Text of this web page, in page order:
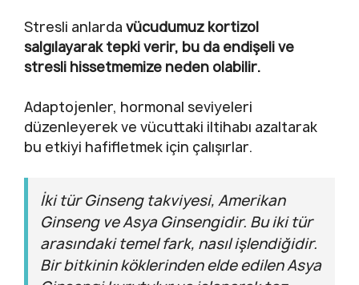
Stresli anlarda vücudumuz kortizol
salgılayarak tepki verir, bu da endişeli ve
stresli hissetmemize neden olabilir.
Adaptojenler, hormonal seviyeleri
düzenleyerek ve vücuttaki iltihabı azaltarak
bu etkiyi hafifletmek için çalışırlar.
İki tür Ginseng takviyesi, Amerikan
Ginseng ve Asya Ginsengidir. Bu iki tür
arasındaki temel fark, nasıl işlendiğidir.
Bir bitkinin köklerinden elde edilen Asya